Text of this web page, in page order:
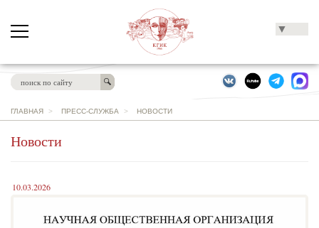
▼
ГЛАВНАЯ > ПРЕСС-СЛУЖБА > НОВОСТИ
Новости
10.03.2026